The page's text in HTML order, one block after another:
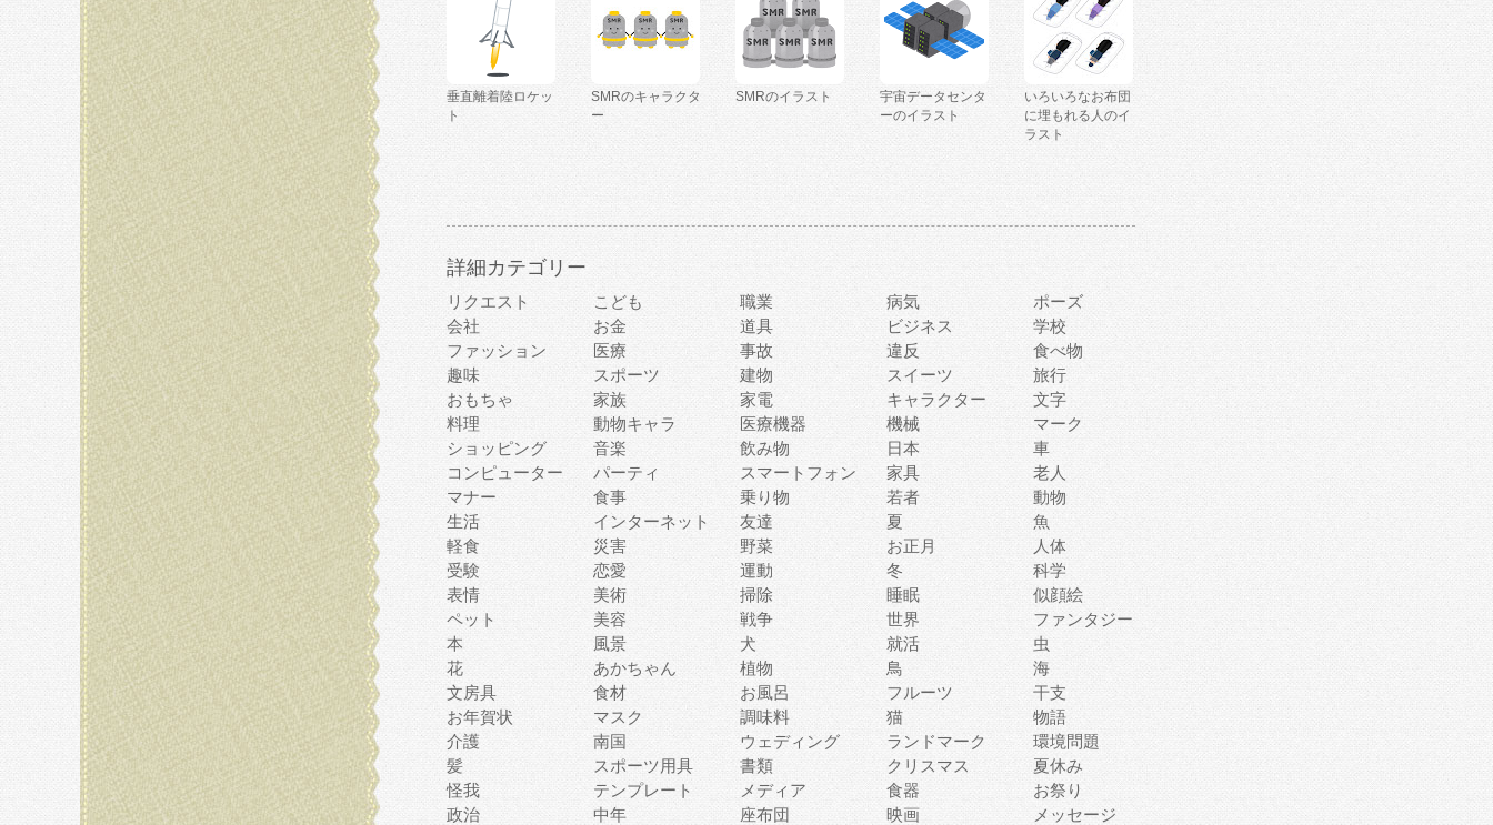
垂直離着陸ロケッ
ト
SMRのキャラクタ
ー
SMRのイラスト
宇宙データセンタ
ーのイラスト
いろいろなお布団
に埋もれる人のイ
ラスト
詳細カテゴリー
リクエスト こども 職業 病気
ポーズ
会社
お金 道具 ビジネス
学校
ファッション
医療 事故 違反
食べ物
趣味
スポーツ 建物 スイーツ
旅行
おもちゃ
家族 家電 キャラクター
文字
料理
動物キャラ 医療機器 機械
マーク
ショッピング
音楽 飲み物 日本
車
コンピューター
パーティ スマートフォン 家具
老人
マナー
食事 乗り物 若者
動物
生活
インターネット 友達 夏
魚
軽食
災害 野菜 お正月
人体
受験
恋愛 運動 冬
科学
表情
美術 掃除 睡眠
似顔絵
ペット
美容 戦争 世界
ファンタジー
本
風景 犬 就活
虫
花
あかちゃん 植物 鳥
海
文房具
食材 お風呂 フルーツ
干支
お年賀状
マスク 調味料 猫
物語
介護
南国 ウェディング ランドマーク
環境問題
髪
スポーツ用具 書類 クリスマス
夏休み
怪我
テンプレート メディア 食器
お祭り
政治
中年 座布団 映画 メッセージ